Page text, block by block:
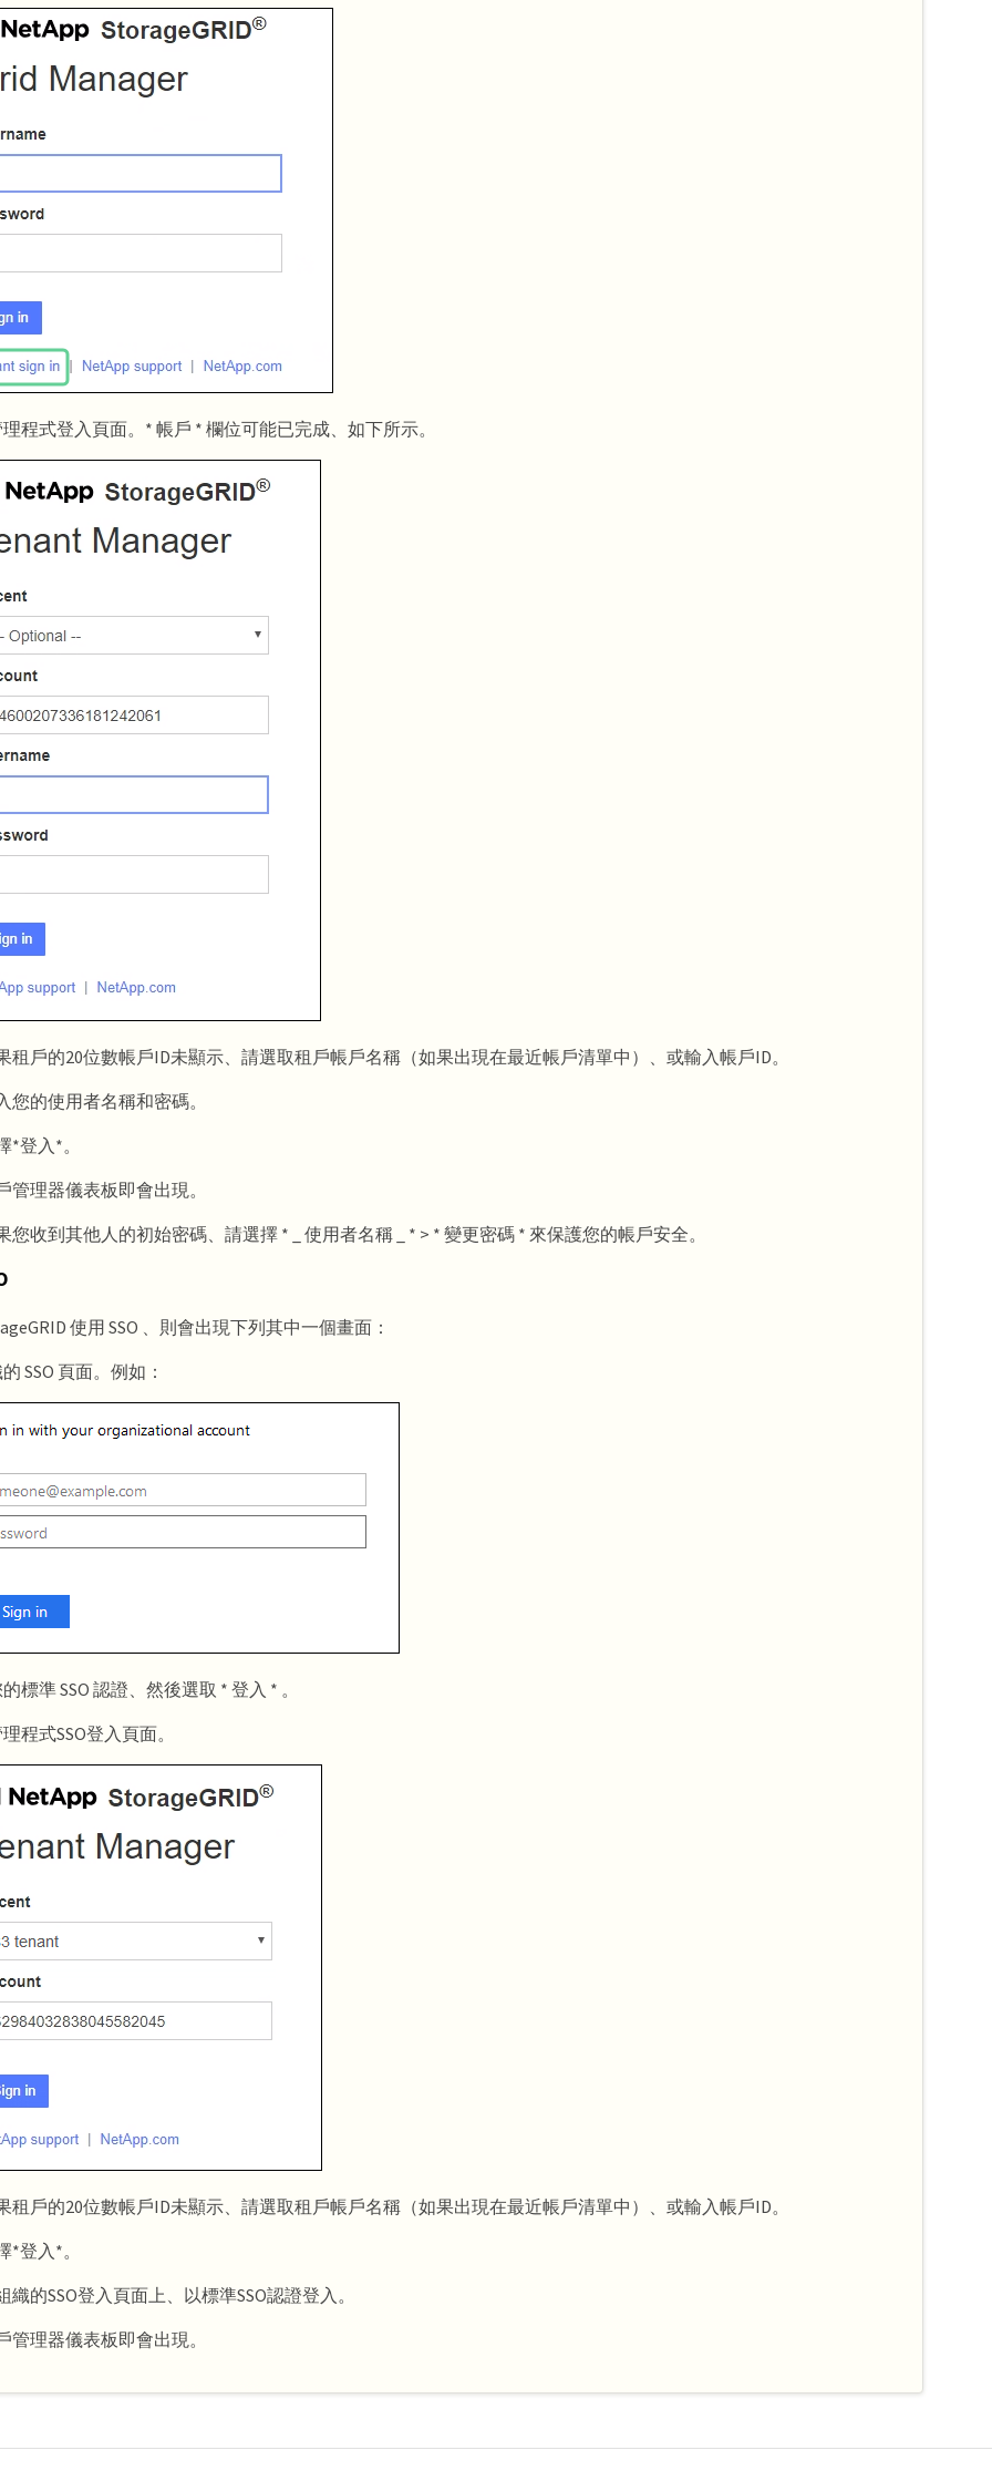
程式登入頁面。* 帳戶 * 欄位可能已完成、如下所示。
租戶的20位數帳戶ID未顯示、請選取租戶帳戶名稱（如果出現在最近帳戶清單中）、或輸入帳戶ID。
您的使用者名稱和密碼。
*登入*。
管理器儀表板即會出現。
您收到其他人的初始密碼、請選擇 * _ 使用者名稱 _ * > * 變更密碼 * 來保護您的帳戶安全。
使用 SSO 、則會出現下列其中一個畫面：
SSO 頁面。例如：
標準 SSO 認證、然後選取 * 登入 * 。
程式SSO登入頁面。
租戶的20位數帳戶ID未顯示、請選取租戶帳戶名稱（如果出現在最近帳戶清單中）、或輸入帳戶ID。
*登入*。
織的SSO登入頁面上、以標準SSO認證登入。
管理器儀表板即會出現。